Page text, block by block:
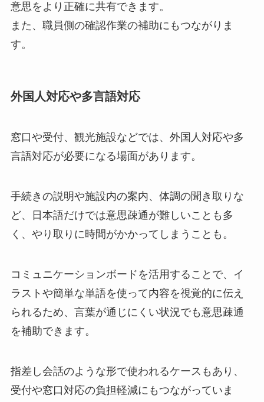
意思をより正確に共有できます。
また、職員側の確認作業の補助にもつながりま
す。
外国人対応や多言語対応
窓口や受付、観光施設などでは、外国人対応や多
言語対応が必要になる場面があります。
手続きの説明や施設内の案内、体調の聞き取りな
ど、日本語だけでは意思疎通が難しいことも多
く、やり取りに時間がかかってしまうことも。
コミュニケーションボードを活用することで、イ
ラストや簡単な単語を使って内容を視覚的に伝え
られるため、言葉が通じにくい状況でも意思疎通
を補助できます。
指差し会話のような形で使われるケースもあり、
受付や窓口対応の負担軽減にもつながっていま